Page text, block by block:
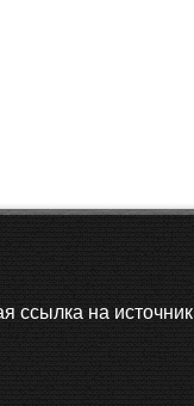
ссылка на источник